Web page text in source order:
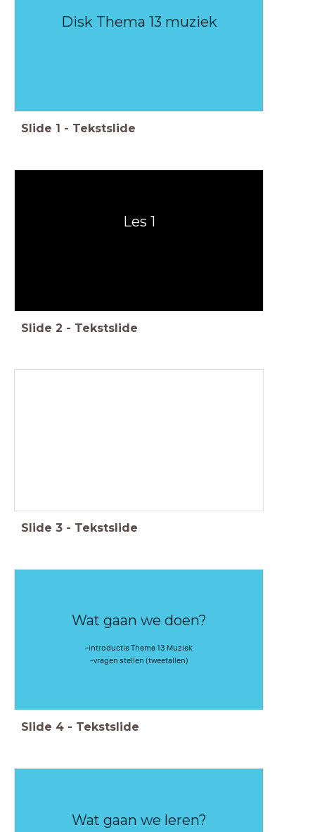
Disk Thema 13 muziek
Slide 1 - Tekstslide
Les 1
Slide 2 - Tekstslide
Slide 3 - Tekstslide
Wat gaan we doen?
-introductie Thema 13 Muziek
-vragen stellen (tweetallen)
Slide 4 - Tekstslide
Wat gaan we leren?